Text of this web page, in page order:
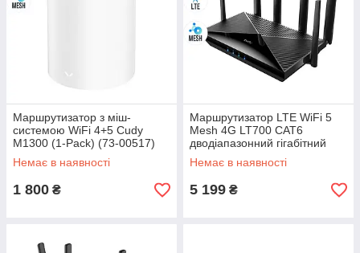
Маршрутизатор з міш-
системою WiFi 4+5 Cudy
M1300 (1-Pack) (73-00517)
Немає в наявності
1 800 ₴
Маршрутизатор LTE WiFi 5
Mesh 4G LT700 CAT6
дводіапазонний гігабітний
Cudy (73-00515)
Немає в наявності
5 199 ₴